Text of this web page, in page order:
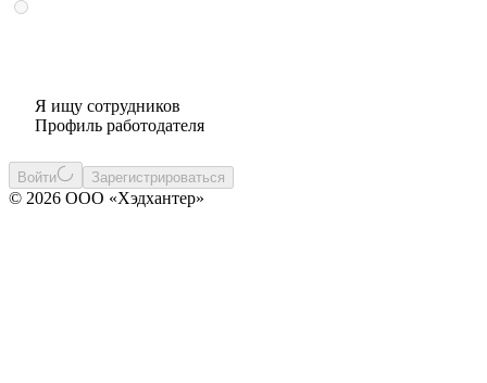
Я ищу сотрудников
Профиль работодателя
Войти Зарегистрироваться
© 2026 ООО «Хэдхантер»